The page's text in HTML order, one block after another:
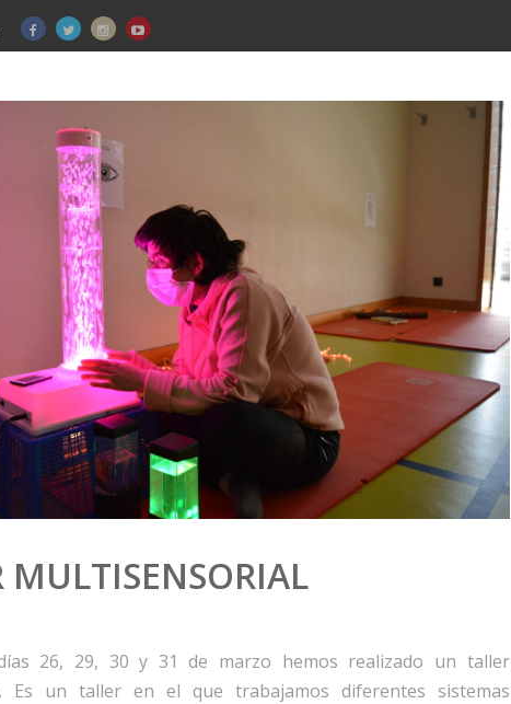
MULTISENSORIAL
26, 29, 30 y 31 de marzo hemos realizado un taller
Es un taller en el que trabajamos diferentes sistemas